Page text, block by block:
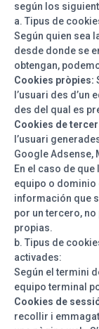
según los
a. Tipus de
Según quien sea
desde donde se
obtengan,
Cookies pròpies:
l’usuari des
des del qual es
Cookies de
l’usuari
Google Adsense,
En el caso de
equipo o
información que
por un tercero,
propias.
b. Tipus de
activades:
Según el termini
equipo terminal
Cookies de
recollir i